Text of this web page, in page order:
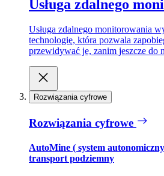
Usługa zdalnego
Usługa zdalnego monitorowania
technologię, która pozwala
przewidywać je, zanim jeszcze do
Rozwiązania cyfrowe
Rozwiązania cyfrowe
AutoMine ( system
transport podziemny